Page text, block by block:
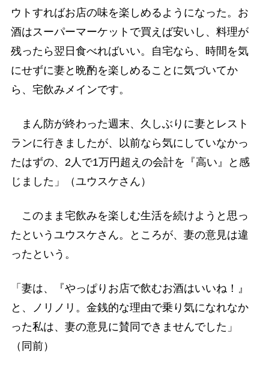
ウトすればお店の味を楽しめるようになった。お
酒はスーパーマーケットで買えば安いし、料理が
残ったら翌日食べればいい。自宅なら、時間を気
にせずに妻と晩酌を楽しめることに気づいてか
ら、宅飲みメインです。
まん防が終わった週末、久しぶりに妻とレスト
ランに行きましたが、以前なら気にしていなかっ
たはずの、2人で1万円超えの会計を『高い』と感
じました」（ユウスケさん）
このまま宅飲みを楽しむ生活を続けようと思っ
たというユウスケさん。ところが、妻の意見は違
ったという。
「妻は、『やっぱりお店で飲むお酒はいいね！』
と、ノリノリ。金銭的な理由で乗り気になれなか
った私は、妻の意見に賛同できませんでした」
（同前）